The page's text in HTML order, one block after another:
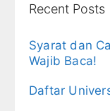
Recent Posts
Syarat dan
Wajib Baca!
Daftar